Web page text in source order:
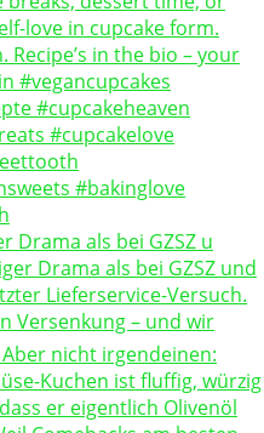
Drama als bei GZSZ u